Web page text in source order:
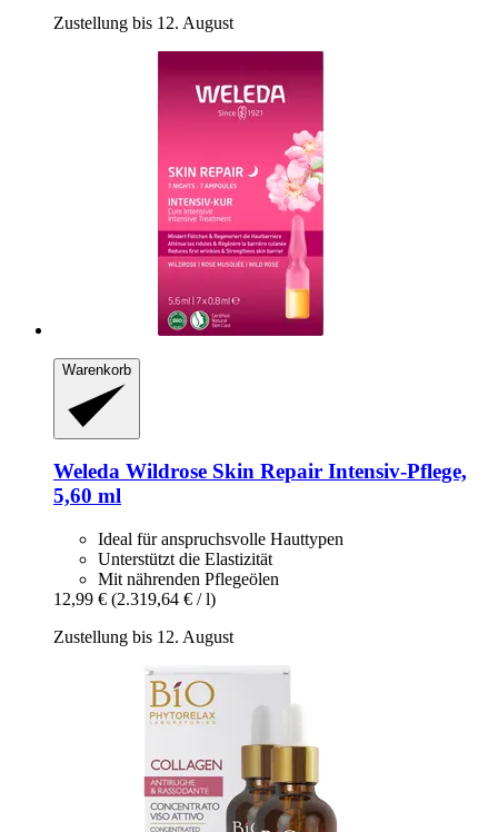
Zustellung bis 12. August
Warenkorb
Weleda Wildrose Skin Repair Intensiv-​Pflege,
5,60 ml
Ideal für anspruchsvolle Hauttypen
Unterstützt die Elastizität
Mit nährenden Pflegeölen
12,99 € (2.319,64 € / l)
Zustellung bis 12. August